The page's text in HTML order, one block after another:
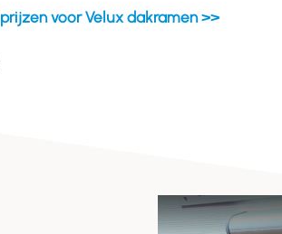
prijzen voor Velux dakramen >>